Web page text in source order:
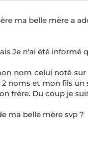
ma belle mère a
Je n'ai été informé
nom celui noté
noms et mon fils un
frère. Du coup je
ma belle mère svp ?